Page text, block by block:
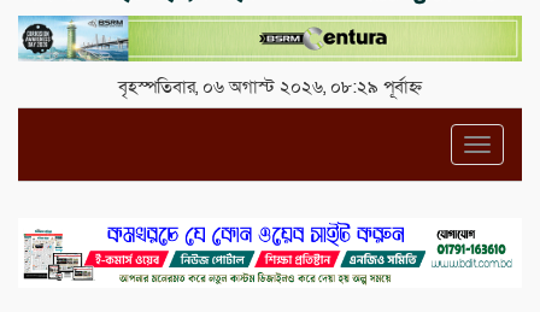
বৃহস্পতিবার, ০৬ অগাস্ট ২০২৬, ০৮:২৯ পূর্বাহ্ন